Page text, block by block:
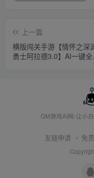
上一篇
横版闯关手游【情怀之深
勇士阿拉德3.0】AI一键全
权后台+安卓苹果双端+详细
GM游戏AI网-让小
友链申请 免